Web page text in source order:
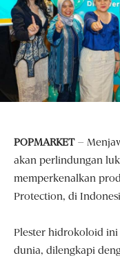
POPMARKET–
akan perlindungan
memperkenalkan
Protection, di
Plester hidrokoloid ini
dunia, dilengkapi